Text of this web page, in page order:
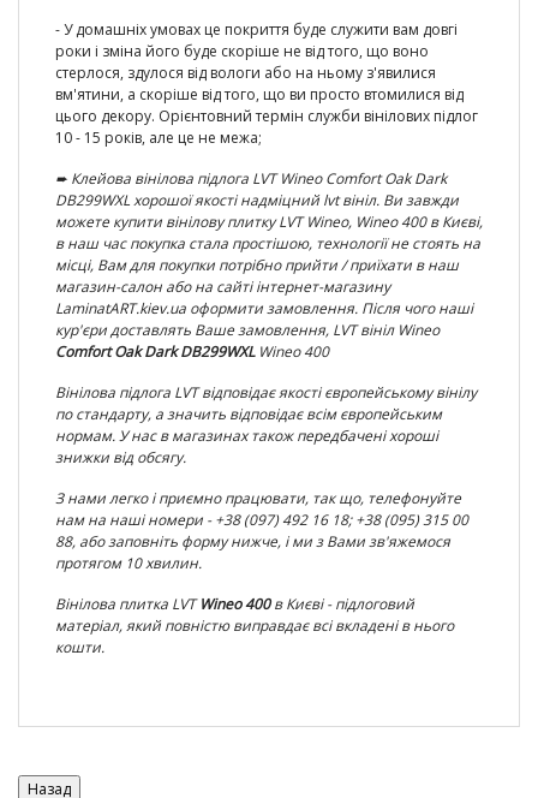
- У домашніх умовах це покриття буде служити вам довгі
роки і зміна його буде скоріше не від того, що воно
стерлося, здулося від вологи або на ньому з'явилися
вм'ятини, а скоріше від того, що ви просто втомилися від
цього декору. Орієнтовний термін служби вінілових підлог
10 - 15 років, але це не межа;
➨ Клейова вінілова підлога LVT Wineo Comfort Oak Dark
DB299WXLхорошої якості надміцний lvt вініл. Ви завжди
можете купити вінілову плитку LVTWineo, Wineo 400в Києві,
в наш час покупка стала простішою, технології не стоять на
місці, Вам для покупки потрібно прийти / приїхати в наш
магазин-салон або на сайті інтернет-магазину
LaminatART.kiev.ua оформити замовлення. Після чого наші
кур'єри доставлять Ваше замовлення, LVT вініл Wineo
Comfort Oak Dark DB299WXL Wineo 400
Вінілова підлога LVT відповідає якості європейському вінілу
постандарту, а значить відповідає всім європейським
нормам. У нас в магазинах також передбачені хороші
знижки від обсягу.
З нами легко і приємно працювати, так що, телефонуйте
нам на наші номери - +38 (097) 492 16 18; +38 (095) 315 00
88, або заповніть форму нижче, і ми з Вами зв'яжемося
протягом 10 хвилин.
Вінілова плитка LVTWineo 400в Києві - підлоговий
матеріал, який повністю виправдає всі вкладені в нього
кошти.